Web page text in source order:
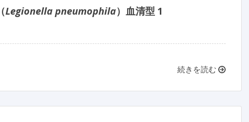
Legionella pneumophila）血清型 1
続きを読む